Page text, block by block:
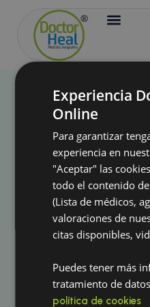
Suscríbete a
nuestro boletín
Suscribirse
En Doctor Heal aplicamos
un enfoque de salud
integrativa basado en la
fitoterapia sistémica y el
uso de terapias naturales
protocolo debe ser
validado por el médico
antes de su
Mi
Blog
Experiencia
Online
Para garantizar
experiencia en
"Aceptar" las
todo el contenido
(Lista de médicos,
valoraciones de
citas disponibles,
Puedes tener más
tratamiento de
política de cookies